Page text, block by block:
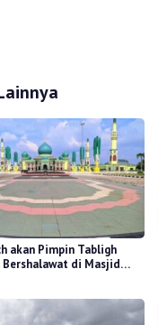
akan Pimpin Tabligh
Bershalawat di Masjid